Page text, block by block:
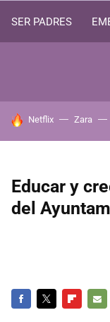
SER PADRES
HOY SE HABLA DE
Netflix Zara
Educar y
del